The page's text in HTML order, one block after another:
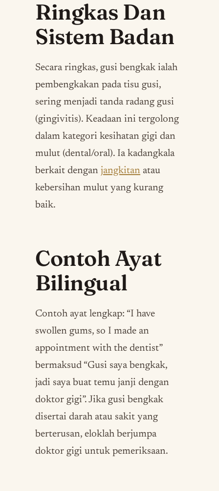
Ringkas Dan
Sistem Badan
Secara ringkas, gusi bengkak ialah
pembengkakan pada tisu gusi,
sering menjadi tanda radang gusi
(gingivitis). Keadaan ini tergolong
dalam kategori kesihatan gigi dan
mulut (dental/oral). Ia kadangkala
berkait dengan jangkitan atau
kebersihan mulut yang kurang
baik.
Contoh Ayat
Bilingual
Contoh ayat lengkap: “I have
swollen gums, so I made an
appointment with the dentist”
bermaksud “Gusi saya bengkak,
jadi saya buat temu janji dengan
doktor gigi”. Jika gusi bengkak
disertai darah atau sakit yang
berterusan, eloklah berjumpa
doktor gigi untuk pemeriksaan.